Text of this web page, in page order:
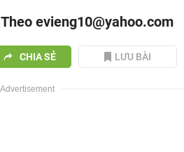
Theo evieng10@yahoo.com
CHIA SẺ LƯU BÀI